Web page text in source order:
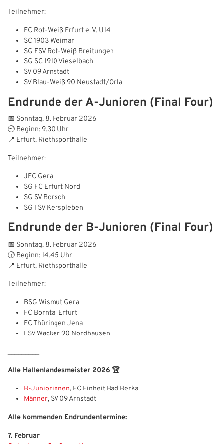
Teilnehmer:
FC Rot‑Weiß Erfurt e. V. U14
SC 1903 Weimar
SG FSV Rot‑Weiß Breitungen
SG SC 1910 Vieselbach
SV 09 Arnstadt
SV Blau‑Weiß 90 Neustadt/Orla
Endrunde der A‑Junioren (Final Four)
📅 Sonntag, 8. Februar 2026
🕤 Beginn: 9.30 Uhr
📍 Erfurt, Riethsporthalle
Teilnehmer:
JFC Gera
SG FC Erfurt Nord
SG SV Borsch
SG TSV Kerspleben
Endrunde der B‑Junioren (Final Four)
📅 Sonntag, 8. Februar 2026
🕝 Beginn: 14.45 Uhr
📍 Erfurt, Riethsporthalle
Teilnehmer:
BSG Wismut Gera
FC Borntal Erfurt
FC Thüringen Jena
FSV Wacker 90 Nordhausen
Alle Hallenlandesmeister 2026 🏆
B-Juniorinnen, FC Einheit Bad Berka
Männer, SV 09 Arnstadt
Alle kommenden Endrundentermine:
7. Februar
WEBSITE DURCHSUCHEN
IHRE LESEZEICHEN
Aktuelle Seite als Lesezeichen speichern
IHR LOGIN
Benutzeranmeldung
Bitte geben Sie Ihren Benutzernamen und Ihr Passwort ein, um
Anmelden
Benutzername:
Passwort: